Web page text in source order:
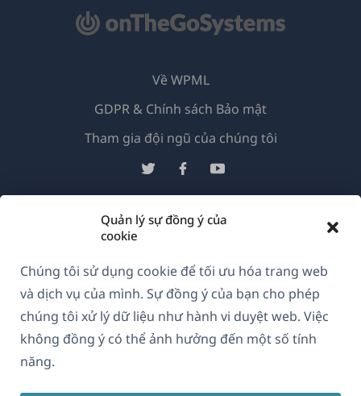
Quản lý sự đồng ý của
cookie
Chúng tôi sử dụng cookie để tối ưu hóa trang web
và dịch vụ của mình. Sự đồng ý của bạn cho phép
chúng tôi xử lý dữ liệu như hành vi duyệt web. Việc
không đồng ý có thể ảnh hưởng đến một số tính
năng.
© 2026OnTheGoSystems Limited(mở
trong
cửa
sổ
Vietnamese
Về WPML
GDPR & Chính sách Bảo mật
Tham gia đội ngũ của chúng tôi(mở
(mở
cửa
sổ
(mở
cửa
sổ
(mở
sổ